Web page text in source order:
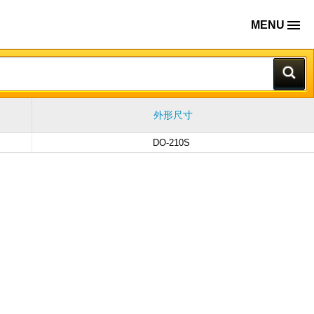
MENU
外形尺寸
DO-210S